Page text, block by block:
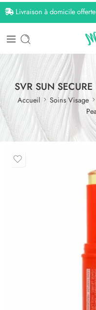
Livraison à domicile
SVR SUN
Accueil Soins Visage